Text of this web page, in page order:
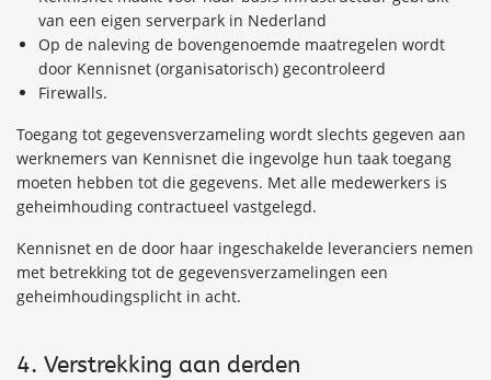
van een eigen serverpark in Nederland
Op de naleving de bovengenoemde maatregelen wordt
door Kennisnet (organisatorisch) gecontroleerd
Firewalls.
Toegang tot gegevensverzameling wordt slechts gegeven aan
werknemers van Kennisnet die ingevolge hun taak toegang
moeten hebben tot die gegevens. Met alle medewerkers is
geheimhouding contractueel vastgelegd.
Kennisnet en de door haar ingeschakelde leveranciers nemen
met betrekking tot de gegevensverzamelingen een
geheimhoudingsplicht in acht.
4. Verstrekking aan derden